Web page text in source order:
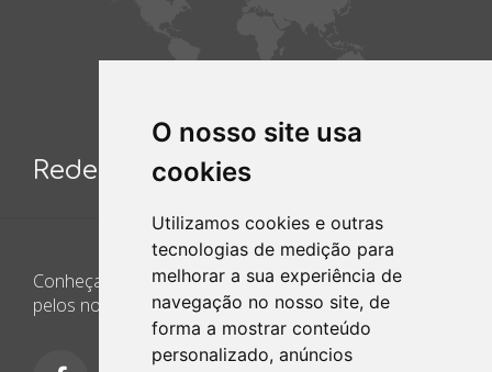
O nosso site usa
cookies
Utilizamos cookies e outras
tecnologias de medição para
melhorar a sua experiência de
navegação no nosso site, de
forma a mostrar conteúdo
personalizado, anúncios
Redes Sociais
Conheça e siga nossos canais. Interaja, fale conosco
pelos nossos perfis e saiba de todas as novidades.